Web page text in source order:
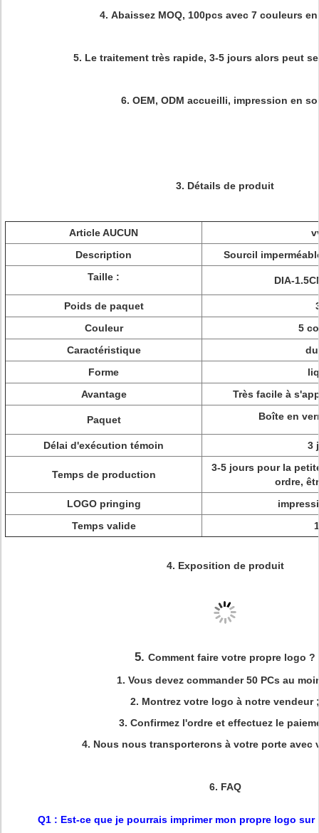
4. Abaissez MOQ, 100pcs avec 7 couleurs
5. Le traitement très rapide, 3-5 jours alors peut
6. OEM, ODM accueilli, impression en
3. Détails de produit
Article AUCUN
Description
Sourcil
Taille :
DIA-
Poids de paquet
Couleur
5
Caractéristique
Forme
Avantage
Très facile à
Paquet Boîte en
Délai d'exécution témoin 3
Temps de production
3-5 jours pour la
ordre,
LOGO pringing
Temps valide
4. Exposition de produit
5. Comment faire votre propre logo ?
1. Vous devez commander 50 PCs au
2. Montrez votre logo à notre vendeur ;
3. Confirmez l'ordre et effectuez le
4. Nous nous transporterons à votre porte avec
6. FAQ
Q1 : Est-ce que je pourrais imprimer mon propre logo sur